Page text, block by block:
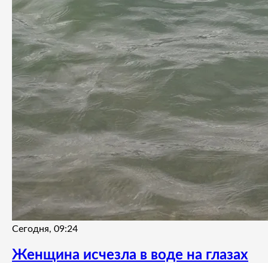
Сегодня, 09:24
Женщина исчезла в воде на глазах